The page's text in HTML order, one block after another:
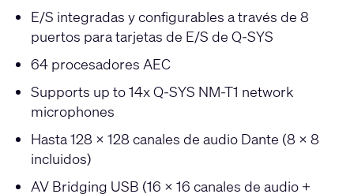
E/S integradas y configurables a través de 8
puertos para tarjetas de E/S de Q-SYS
64 procesadores AEC
Supports up to 14x Q-SYS NM-T1 network
microphones
Hasta 128 × 128 canales de audio Dante (8 × 8
incluidos)
AV Bridging USB (16 × 16 canales de audio +